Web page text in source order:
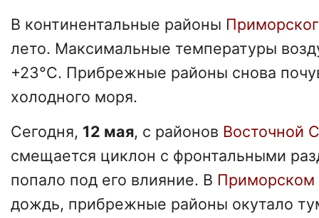
В континентальные районы
лето. Максимальные температуры
+23°C. Прибрежные районы снова
холодного моря.
Сегодня, 12 мая, с районов Восточной
смещается циклон с фронтальными
попало под его влияние. В Приморском
дождь, прибрежные районы окутало